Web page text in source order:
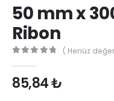
50 mm x
Ribon
( Henüz
85,84₺